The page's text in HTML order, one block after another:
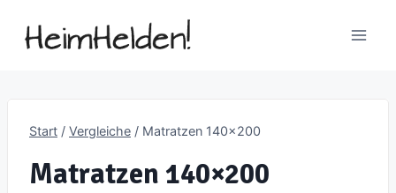
Inhalt
Start / Vergleiche / Matratzen 140×200
Matratzen 140×200